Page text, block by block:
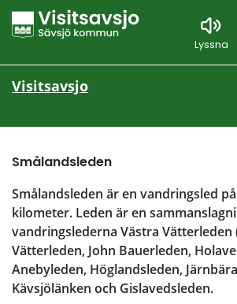
Lyssna
Visitsavsjo
Smålandsleden
Smålandsleden är en vandringsled
kilometer. Leden är en
vandringslederna Västra Vätterleden
Vätterleden, John Bauerleden,
Anebyleden, Höglandsleden,
Kävsjölänken och Gislavedsleden.